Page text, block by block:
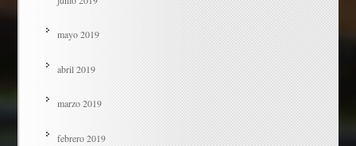
mayo 2019
abril 2019
marzo 2019
febrero 2019